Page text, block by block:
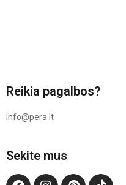
Reikia pagalbos?
info@pera.lt
Sekite mus